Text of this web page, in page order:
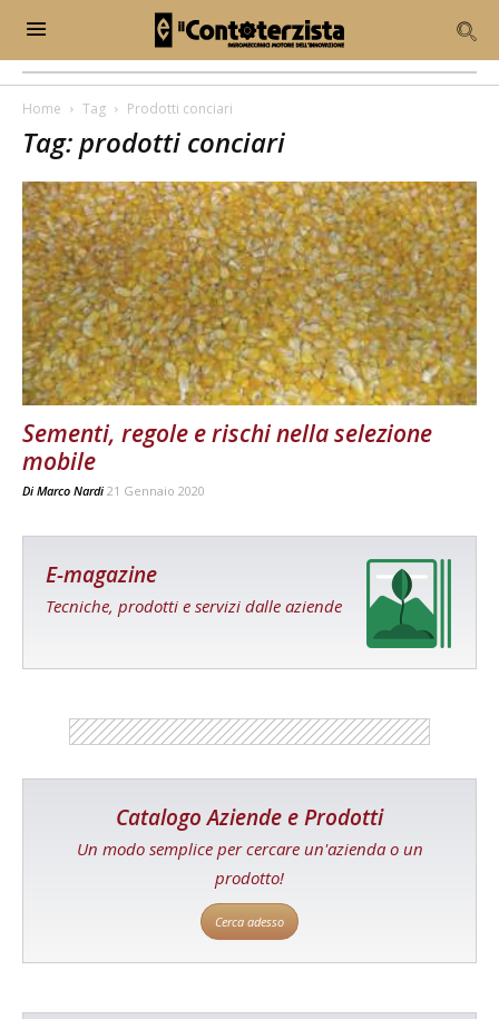
Home Tag Prodotti conciari
Tag: prodotti conciari
Sementi, regole e rischi nella selezione
mobile
Di Marco Nardi 21 Gennaio 2020
E-magazine
Tecniche, prodotti e servizi dalle aziende
Catalogo Aziende e Prodotti
Un modo semplice per cercare un'azienda o un
prodotto!
Cerca adesso